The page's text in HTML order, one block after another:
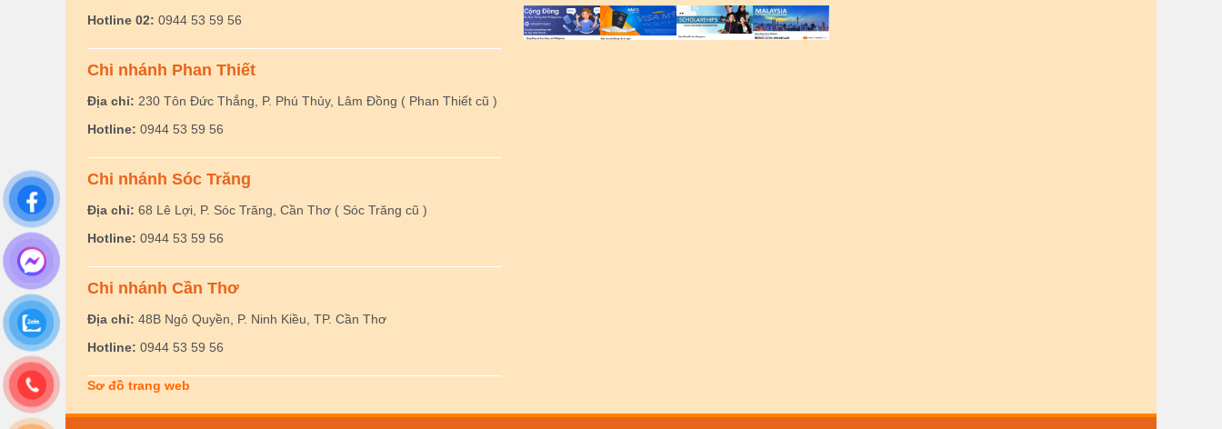
Hotline 02: 0944 53 59 56
Chi nhánh Phan Thiết
Địa chỉ: 230 Tôn Đức Thắng, P. Phú Thủy, Lâm Đồng ( Phan Thiết cũ )
Hotline: 0944 53 59 56
Chi nhánh Sóc Trăng
Địa chỉ: 68 Lê Lợi, P. Sóc Trăng, Cần Thơ ( Sóc Trăng cũ )
Hotline: 0944 53 59 56
Chi nhánh Cần Thơ
Địa chỉ: 48B Ngô Quyền, P. Ninh Kiều, TP. Cần Thơ
Hotline: 0944 53 59 56
Sơ đồ trang web